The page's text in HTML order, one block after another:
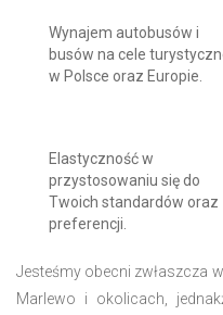
Wynajem autobusów i
busów na cele
w Polsce oraz Europie.
Elastyczność w
przystosowaniu się do
Twoich standardów oraz
preferencji.
Jesteśmy obecni zwłaszcza
Marlewo i okolicach,